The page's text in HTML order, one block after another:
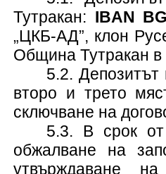
Тутракан: IBAN
„ЦКБ-АД”, клон
Община Тутракан
5.2. Депозитът
второ и трето
сключване на
5.3. В срок
обжалване на
утвърждаване